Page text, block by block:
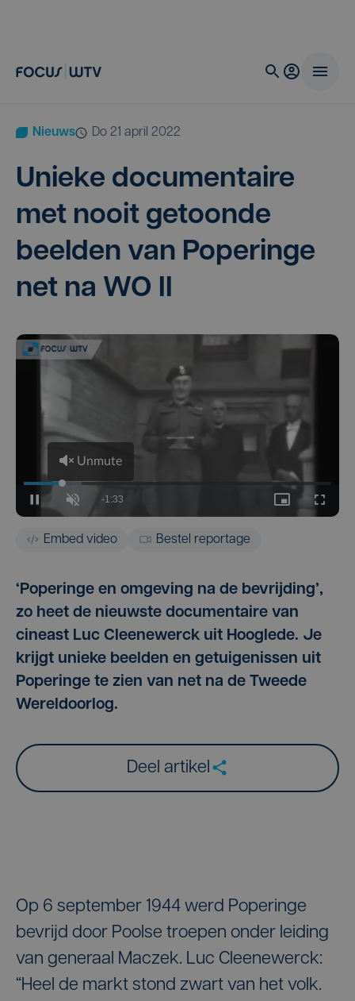
Nieuws do 21 april 2022
Unie­ke docu­men­tai­re
met nooit getoon­de
beel­den van Pope­rin­ge
net na WO II
Embed video Bestel reportage
‘Poperinge en omgeving na de bevrijding’,
zo heet de nieuwste documentaire van
cineast Luc Cleenewerck uit Hooglede. Je
krijgt unieke beelden en getuigenissen uit
Poperinge te zien van net na de Tweede
Wereldoorlog.
Deel artikel
Op 6 september 1944 werd Poperinge
bevrijd door Poolse troepen onder leiding
van generaal Maczek. Luc Cleenewerck:
“Heel de markt stond zwart van het volk.